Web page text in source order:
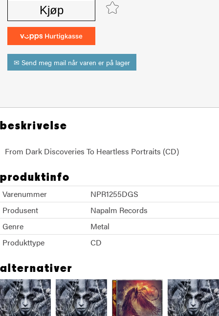
Kjøp
✉ Send meg mail når varen er på lager
beskrivelse
From Dark Discoveries To Heartless Portraits (CD)
produktinfo
Varenummer
NPR1255DGS
Produsent
Napalm Records
Genre
Metal
Produkttype
CD
alternativer